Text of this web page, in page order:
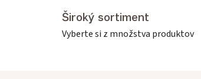
Široký sortiment
Vyberte si z množstva produktov